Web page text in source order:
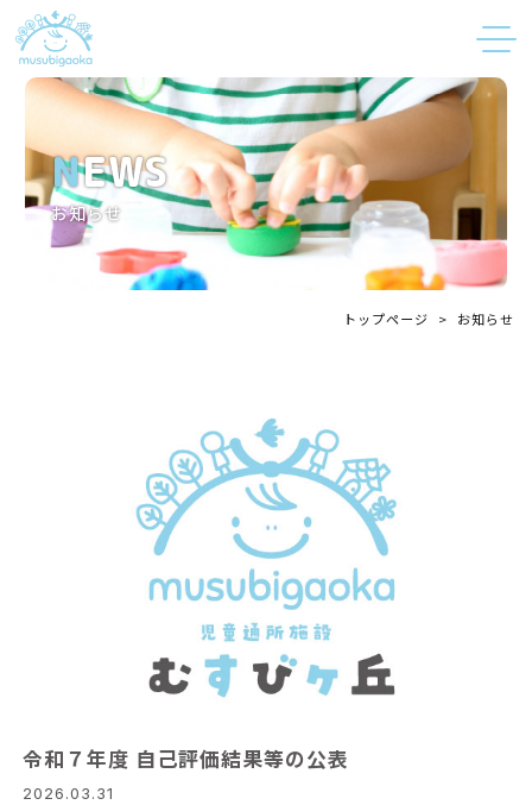
NEWS
お知らせ
トップページ > お知らせ
令和７年度 自己評価結果等の公表
2026.03.31